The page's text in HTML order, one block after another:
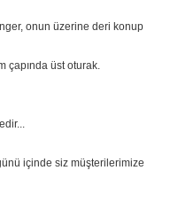
onun üzerine deri konup
çapında üst oturak.
içinde siz müşterilerimize